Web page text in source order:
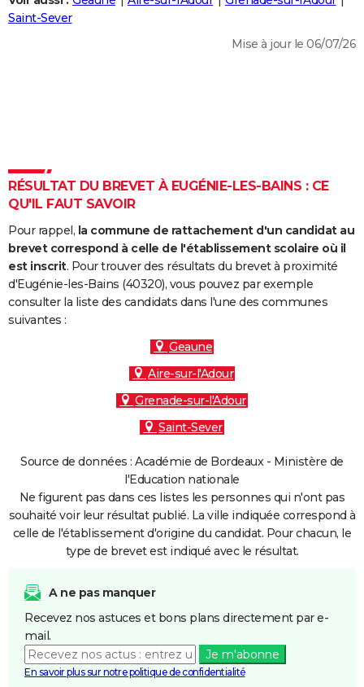
Destinations
City break
Voyage nature
Voyage de noces
Forum
Climat
+
PHOTO
Dictionnaire
Biographies
Citations
Expressions
Proverbes
PROGRAMME TV
S'inscrire
Se connecter
Lycées
Collèges
Primaires
Universités
Entreprises
Service militaire
Avis de recherche
AVIS DE DÉCÈS
FORUM
Bricolage
Lifestyle
Culture
SportAuto
Television
Voyage
Cinema
Saint-Sever
Mise à jour le 06/07/26
RÉSULTAT DU BREVET À EUGÉNIE-LES-BAINS : CE
QU'IL FAUT SAVOIR
Pour rappel, la commune de rattachement d'un candidat au
brevet correspond à celle de l'établissement scolaire où il
est inscrit. Pour trouver des résultats du brevet à proximité
d'Eugénie-les-Bains (40320), vous pouvez par exemple
consulter la liste des candidats dans l'une des communes
suivantes :
Geaune
Aire-sur-l'Adour
Grenade-sur-l'Adour
Saint-Sever
Source de données : Académie de Bordeaux - Ministère de
l'Education nationale
Ne figurent pas dans ces listes les personnes qui n'ont pas
souhaité voir leur résultat publié. La ville indiquée correspond à
celle de l'établissement d'origine du candidat. Pour chacun, le
type de brevet est indiqué avec le résultat.
A ne pas manquer
Recevez nos astuces et bons plans directement par e-
mail.
Je m'abonne
En savoir plus sur notre politique de confidentialité